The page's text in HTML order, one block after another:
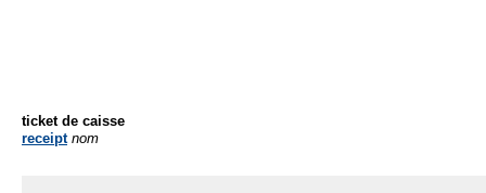
ticket de caisse
receipt nom